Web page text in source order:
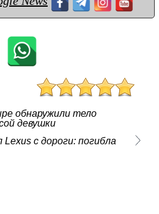
обнаружили тело
девушки
с дороги: погибла